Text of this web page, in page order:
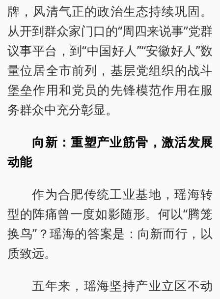
牌，风清气正的政治生态持续巩固。
从开到群众家门口的“周四来说事”党群
议事平台，到“中国好人”“安徽好人”数
量位居全市前列，基层党组织的战斗
堡垒作用和党员的先锋模范作用在服
务群众中充分彰显。
向新：重塑产业筋骨，激活发展
动能
作为合肥传统工业基地，瑶海转
型的阵痛曾一度如影随形。何以“腾笼
换鸟”？瑶海的答案是：向新而行，以
质致远。
五年来，瑶海坚持产业立区不动